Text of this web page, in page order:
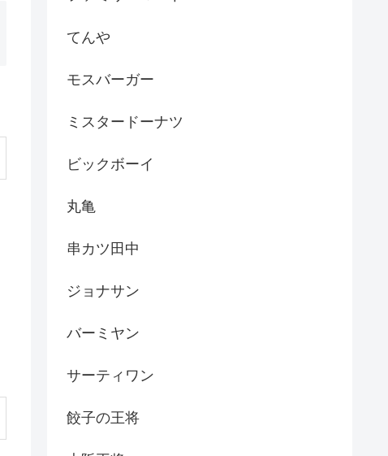
てんや
モスバーガー
ミスタードーナツ
ビックボーイ
丸亀
串カツ田中
ジョナサン
バーミヤン
サーティワン
餃子の王将